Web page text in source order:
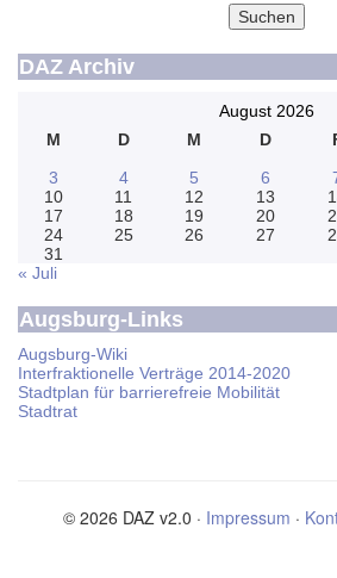
Suchen
DAZ Archiv
August 2026
M
D M D
3
4 5 6
10
11 12 13
17
18 19 20
24
25 26 27
31
« Juli
Augsburg-Links
Augsburg-Wiki
Interfraktionelle Verträge 2014-2020
Stadtplan für barrierefreie Mobilität
Stadtrat
© 2026 DAZ v2.0 · Impressum ·